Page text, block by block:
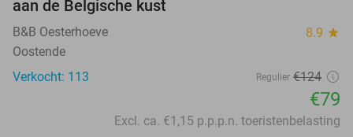
aan de Belgische kust
B&B Oesterhoeve 8.9 star
Oostende
Verkocht: 113
Regulier €124
€79
Excl. ca. €1,15 p.p.p.n. toeristenbelasting